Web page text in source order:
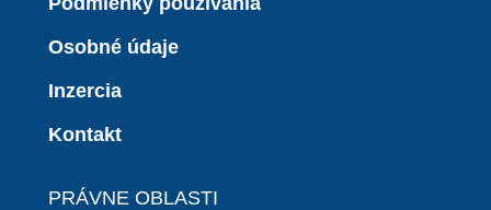
Osobné údaje
Inzercia
Kontakt
PRÁVNE OBLASTI